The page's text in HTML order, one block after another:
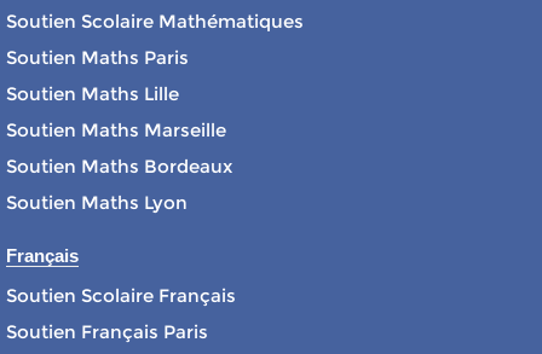
Soutien Scolaire Mathématiques
Soutien Maths Paris
Soutien Maths Lille
Soutien Maths Marseille
Soutien Maths Bordeaux
Soutien Maths Lyon
Français
Soutien Scolaire Français
Soutien Français Paris